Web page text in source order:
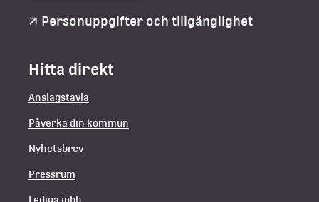
Personuppgifter och tillgänglighet
Hitta direkt
Anslagstavla
Påverka din kommun
Nyhetsbrev
Pressrum